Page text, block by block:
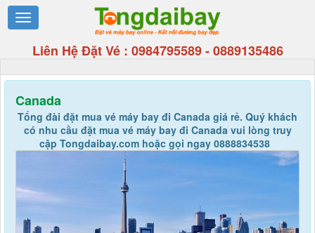
Liên Hệ Đặt Vé : 0984795589-0889135486
Canada
Tổng đài đặt mua vé máy bay đi Canada giá rẻ. Quý khách
có nhu cầu đặt mua vé máy bay đi Canada vui lòng truy
cập Tongdaibay.com hoặc gọi ngay 0888834538